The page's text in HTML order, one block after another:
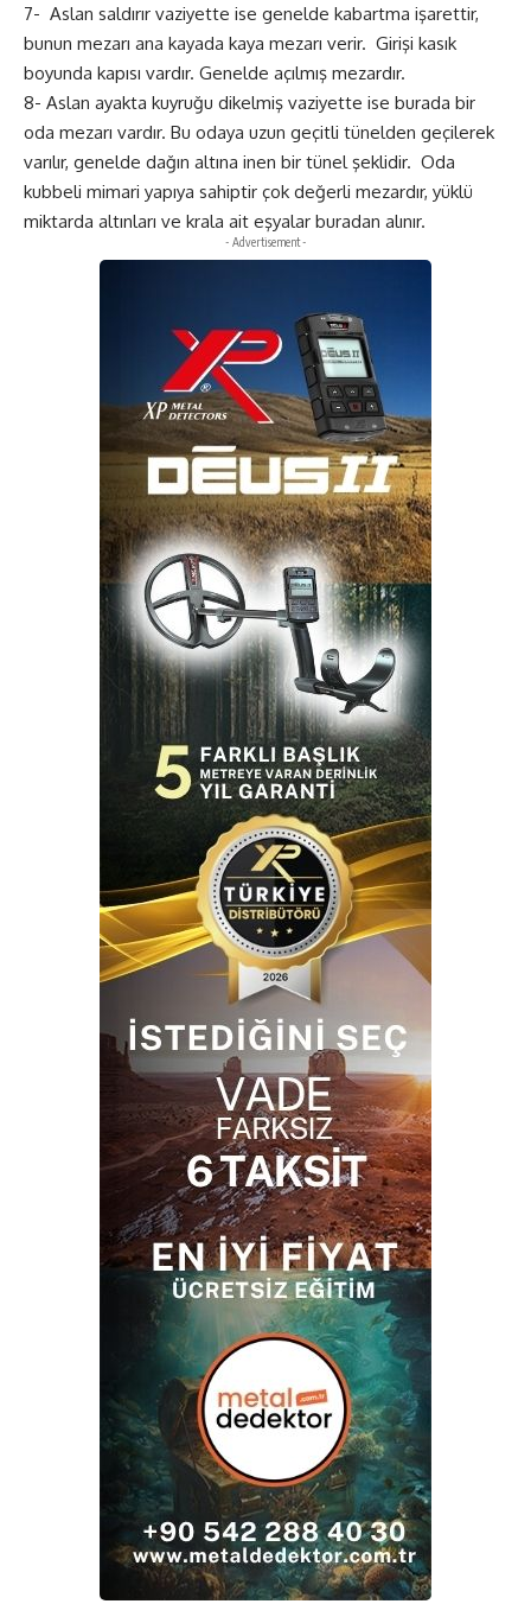
7- Aslan saldırır vaziyette ise genelde kabartma işarettir,
bunun mezarı ana kayada kaya mezarı verir. Girişi kasık
boyunda kapısı vardır. Genelde açılmış mezardır.
8- Aslan ayakta kuyruğu dikelmiş vaziyette ise burada bir
oda mezarı vardır. Bu odaya uzun geçitli tünelden geçilerek
varılır, genelde dağın altına inen bir tünel şeklidir. Oda
kubbeli mimari yapıya sahiptir çok değerli mezardır, yüklü
miktarda altınları ve krala ait eşyalar buradan alınır.
- Advertisement -